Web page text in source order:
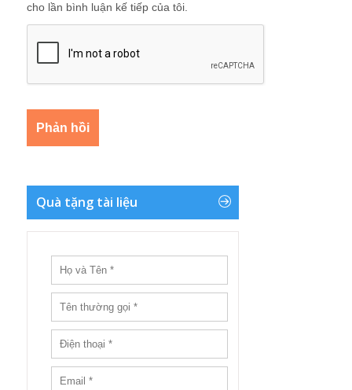
cho lần bình luận kế tiếp của tôi.
Quà tặng tài liệu